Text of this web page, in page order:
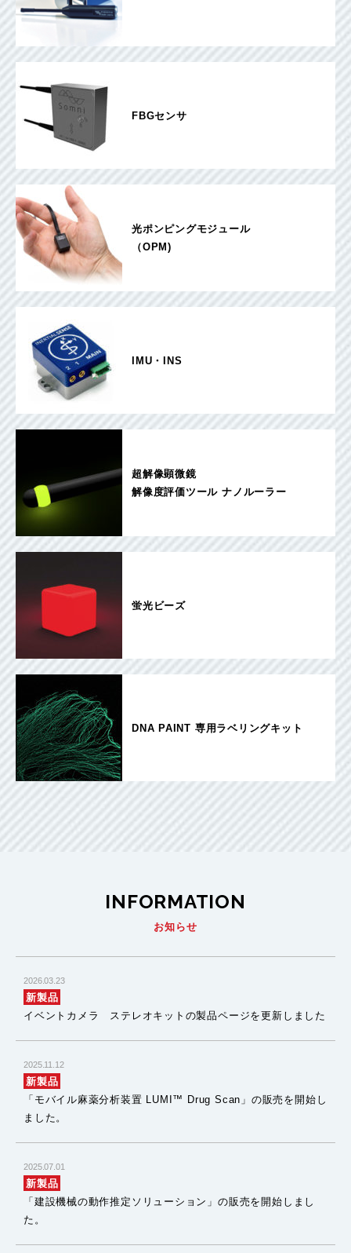
FBGセンサ
光ポンピングモジュール
（OPM)
IMU・INS
超解像顕微鏡
解像度評価ツール ナノルーラー
蛍光ビーズ
DNA PAINT 専用ラベリングキット
INFORMATION
お知らせ
2026.03.23
新製品
イベントカメラ ステレオキットの製品ページを更新しました
2025.11.12
新製品
「モバイル麻薬分析装置 LUMI™ Drug Scan」の販売を開始し
ました。
2025.07.01
新製品
「建設機械の動作推定ソリューション」の販売を開始しまし
た。